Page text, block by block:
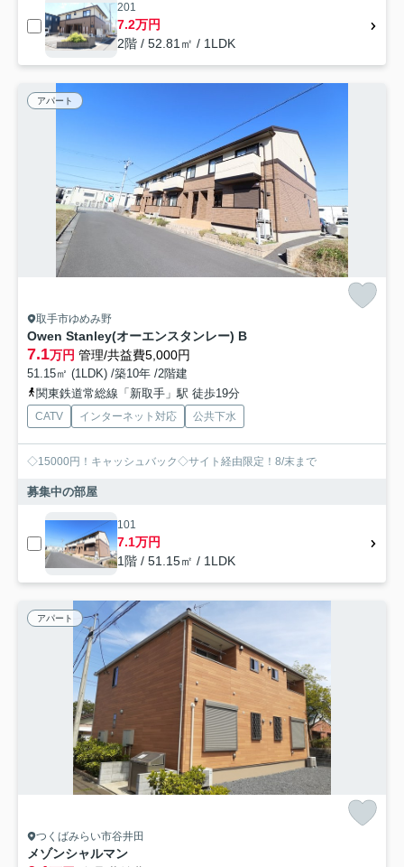
201
7.2万円
2階 / 52.81㎡ / 1LDK
アパート
取手市ゆめみ野
Owen Stanley(オーエンスタンレー) B
7.1万円 管理/共益費5,000円
51.15㎡ (1LDK) /築10年 /2階建
関東鉄道常総線「新取手」駅 徒歩19分
CATV インターネット対応 公共下水
◇15000円！キャッシュバック◇サイト経由限定！8/末まで
募集中の部屋
101
7.1万円
1階 / 51.15㎡ / 1LDK
アパート
つくばみらい市谷井田
メゾンシャルマン